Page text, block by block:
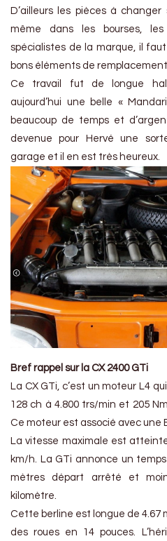
D’ailleurs les pièces à
même dans les bourses,
spécialistes de la marque, il
bons éléments de remplacement.
Ce travail fut de longue
aujourd’hui une belle «
beaucoup de temps et
devenue pour Hervé une
garage et il en est très heureux.
Bref rappel sur la CX 2400 GTi
La CX GTi, c’est un moteur L4
128 ch à 4.800 trs/min et 205
Ce moteur est associé avec une
La vitesse maximale est
km/h. La GTi annonce un
mètres départ arrêté et
kilomètre.
Cette berline est longue de 4.67
des roues en 14 pouces.